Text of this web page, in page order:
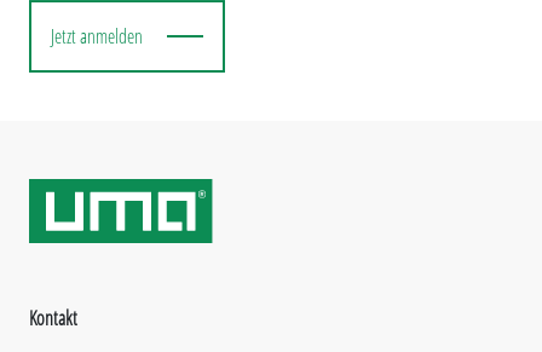
Jetzt anmelden
Kontakt